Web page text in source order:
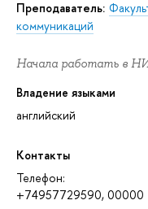
Преподаватель:
коммуникаций
Начала работать в
Владение языками
английский
Контакты
Телефон:
+74957729590, 00000